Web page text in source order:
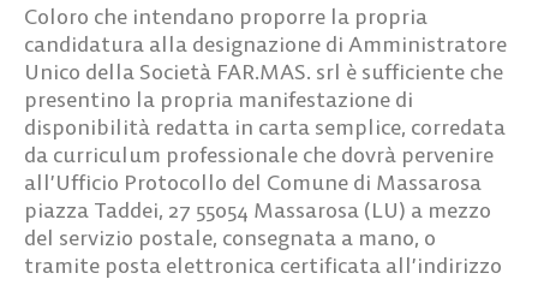
Coloro che intendano proporre la propria
candidatura alla designazione di Amministratore
Unico della Società FAR.MAS. srl è sufficiente che
presentino la propria manifestazione di
disponibilità redatta in carta semplice, corredata
da curriculum professionale che dovrà pervenire
all’Ufficio Protocollo del Comune di Massarosa
piazza Taddei, 27 55054 Massarosa (LU) a mezzo
del servizio postale, consegnata a mano, o
tramite posta elettronica certificata all’indirizzo